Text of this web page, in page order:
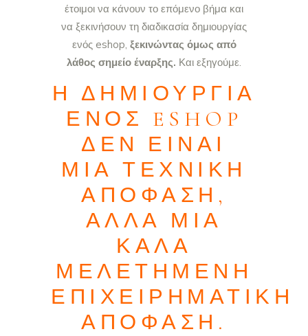
έτοιμοι να κάνουν το επόμενο βήμα και
να ξεκινήσουν τη διαδικασία δημιουργίας
ενός eshop, ξεκινώντας όμως από
λάθος σημείο έναρξης. Και εξηγούμε.
Η ΔΗΜΙΟΥΡΓΊΑ
ΕΝΌΣ ESHOP
ΔΕΝ ΕΊΝΑΙ
ΜΙΑ ΤΕΧΝΙΚΉ
ΑΠΌΦΑΣΗ,
ΑΛΛΆ ΜΙΑ
ΚΑΛΆ
ΜΕΛΕΤΗΜΈΝΗ
ΕΠΙΧΕΙΡΗΜΑΤΙΚΉ
ΑΠΌΦΑΣΗ.